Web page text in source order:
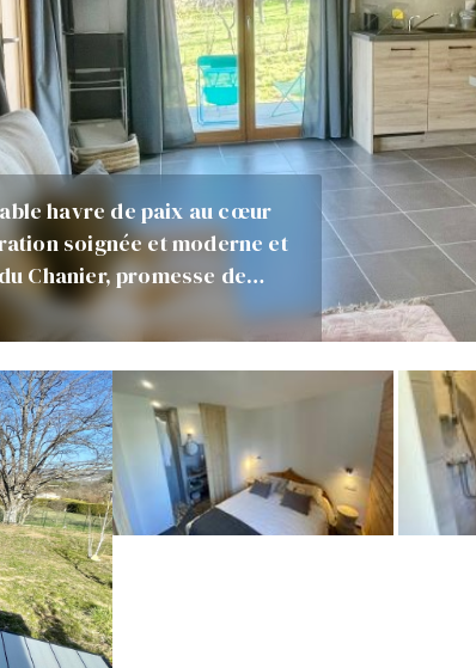
havre de paix au cœur
soignée et moderne et
Chanier, promesse de…